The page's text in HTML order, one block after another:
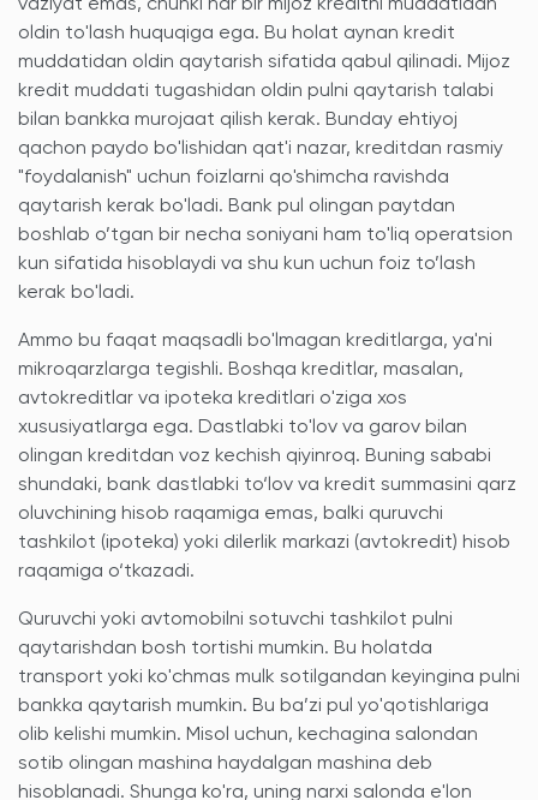
vaziyat emas, chunki har bir mijoz kreditni muddatidan
oldin to'lash huquqiga ega. Bu holat aynan kredit
muddatidan oldin qaytarish sifatida qabul qilinadi. Mijoz
kredit muddati tugashidan oldin pulni qaytarish talabi
bilan bankka murojaat qilish kerak. Bunday ehtiyoj
qachon paydo bo'lishidan qat'i nazar, kreditdan rasmiy
"foydalanish" uchun foizlarni qo'shimcha ravishda
qaytarish kerak bo'ladi. Bank pul olingan paytdan
boshlab o’tgan bir necha soniyani ham to'liq operatsion
kun sifatida hisoblaydi va shu kun uchun foiz to’lash
kerak bo'ladi.
Ammo bu faqat maqsadli bo'lmagan kreditlarga, ya'ni
mikroqarzlarga tegishli. Boshqa kreditlar, masalan,
avtokreditlar va ipoteka kreditlari o'ziga xos
xususiyatlarga ega. Dastlabki to'lov va garov bilan
olingan kreditdan voz kechish qiyinroq. Buning sababi
shundaki, bank dastlabki to‘lov va kredit summasini qarz
oluvchining hisob raqamiga emas, balki quruvchi
tashkilot (ipoteka) yoki dilerlik markazi (avtokredit) hisob
raqamiga o‘tkazadi.
Quruvchi yoki avtomobilni sotuvchi tashkilot pulni
qaytarishdan bosh tortishi mumkin. Bu holatda
transport yoki ko'chmas mulk sotilgandan keyingina pulni
bankka qaytarish mumkin. Bu ba’zi pul yo'qotishlariga
olib kelishi mumkin. Misol uchun, kechagina salondan
sotib olingan mashina haydalgan mashina deb
hisoblanadi. Shunga ko'ra, uning narxi salonda e'lon